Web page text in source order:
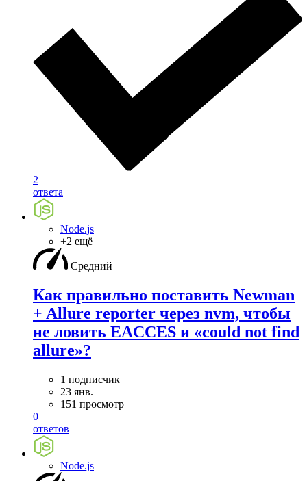
2
ответа
Node.js
+2 ещё
Средний
Как правильно поставить Newman
+ Allure reporter через nvm, чтобы
не ловить EACCES и «could not find
allure»?
1 подписчик
23 янв.
151 просмотр
0
ответов
Node.js